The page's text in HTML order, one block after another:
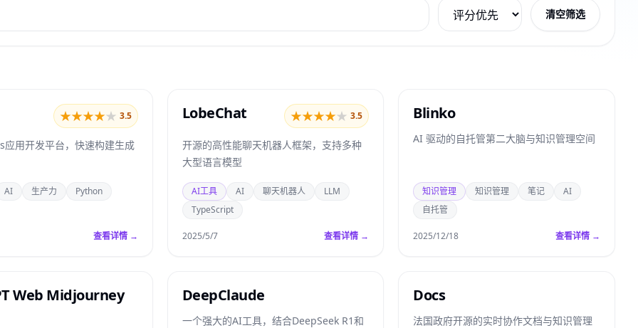
清空筛选
★★★★★ 3.5
应用开发平台，快速构建生成
AI 生产力 Python
查看详情 →
LobeChat ★★★★★ 3.5
开源的高性能聊天机器人框架，支持多种
大型语言模型
AI工具 AI 聊天机器人
LLM
TypeScript
2025/5/7 查看详情 →
Blinko
AI 驱动的自托管第二大脑与知识管理空间
知识管理 知识管理 笔记
AI
自托管
2025/12/18 查看详情 →
Web Midjourney DeepClaude
一个强大的AI工具，结合DeepSeek R1和
Docs
法国政府开源的实时协作文档与知识管理